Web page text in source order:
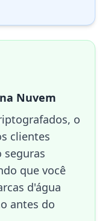
Nuvem
o
clientes
seguras
que você
d'água
antes do